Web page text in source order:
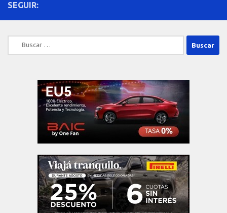
SEGUIR:
Buscar: